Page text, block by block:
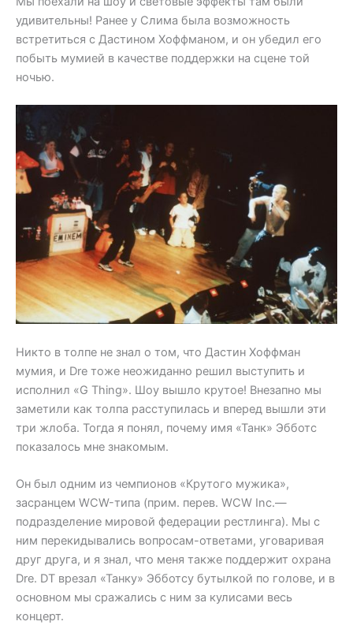
удивительны! Ранее у Слима была возможность
встретиться с Дастином Хоффманом, и он убедил его
побыть мумией в качестве поддержки на сцене той
ночью.
Никто в толпе не знал о том, что Дастин Хоффман
мумия, и Dre тоже неожиданно решил выступить и
исполнил «G Thing». Шоу вышло крутое! Внезапно мы
заметили как толпа расступилась и вперед вышли эти
три жлоба. Тогда я понял, почему имя «Танк» Эбботс
показалось мне знакомым.
Он был одним из чемпионов «Крутого мужика»,
засранцем WCW-типа (прим. перев. WCW Inc.—
подразделение мировой федерации рестлинга). Мы с
ним перекидывались вопросам-ответами, уговаривая
друг друга, и я знал, что меня также поддержит охрана
Dre. DT врезал «Танку» Эбботсу бутылкой по голове, и в
основном мы сражались с ним за кулисами весь
концерт.